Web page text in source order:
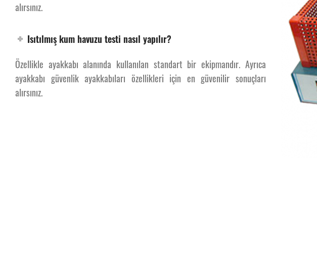
alırsınız.
Isıtılmış kum havuzu testi nasıl yapılır?
Özellikle ayakkabı alanında kullanılan standart bir ekipmandır. Ayrıca
ayakkabı güvenlik ayakkabıları özellikleri için en güvenilir sonuçları
alırsınız.